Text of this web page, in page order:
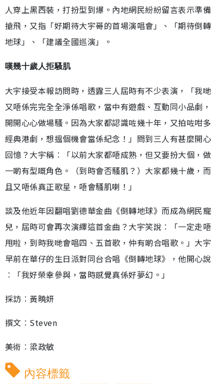
人穿上黑西裝，打扮型到爆。內地網民紛紛留言表示準備
搶飛，又指「好期待大宇哥的首場演唱會」、「期待倒轉
地球」、「建議全國巡演」。
嘆幾十歲人拒騷肌
大宇接受本報訪問時，透露三人屆時有不少表演，「我哋
又唔係完完全全淨係唱歌，當中有遊戲、互動同小品劇，
開開心心做場騷。因為大家都認識咗幾十年，又拍咗咁多
經典港劇，想搵個機會當係紀念！」問到三人有甚麼開心
回憶？大宇稱︰「以前大家都唔成熟，但又要扮大個，做
一啲有型嘅角色。（到時會否騷肌？）大家都幾十歲，而
且又唔係真正歌星，唔會騷肌喇！」
談及他近年因翻唱劉德華金曲《倒轉地球》而成為網民寵
兒，屆時可會再次演繹這首金曲？大宇笑說︰「一定走唔
甩啦，到時我哋會唱四、五首歌，仲有啲合唱歌。」大宇
早前在華仔的生日派對同台合唱《倒轉地球》，他開心說
︰「我好榮幸參與，當時感覺真係好夢幻。」
採訪︰黃曉妍
撰文︰Steven
美術︰梁政敏
內容標籤